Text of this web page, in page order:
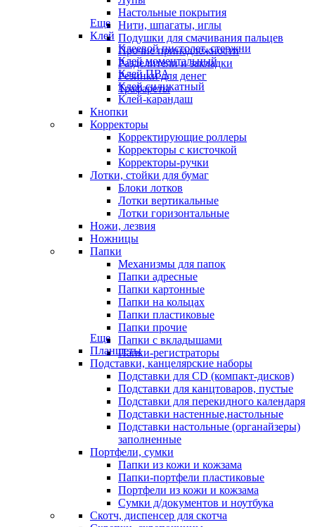
Настольные покрытия
Нити, шпагаты, иглы
Подушки для смачивания пальцев
Прочие принадлежности
Разделители и закладки
Резинки для денег
Трафареты
Еще
Клей
Клеевой пистолет, стержни
Клей моментальный
Клей ПВА
Клей силикатный
Клей-карандаш
Кнопки
Корректоры
Корректирующие роллеры
Корректоры с кисточкой
Корректоры-ручки
Лотки, стойки для бумаг
Блоки лотков
Лотки вертикальные
Лотки горизонтальные
Ножи, лезвия
Ножницы
Папки
Механизмы для папок
Папки адресные
Папки картонные
Папки на кольцах
Папки пластиковые
Папки прочие
Папки с вкладышами
Папки-регистраторы
Еще
Планшеты
Подставки, канцелярские наборы
Подставки для CD (компакт-дисков)
Подставки для канцтоваров, пустые
Подставки для перекидного календаря
Подставки настенные,настольные
Подставки настольные (органайзеры)
заполненные
Портфели, сумки
Папки из кожи и кожзама
Папки-портфели пластиковые
Портфели из кожи и кожзама
Сумки д/документов и ноутбука
Скотч, диспенсер для скотча